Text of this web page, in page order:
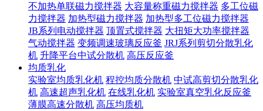
不加热单联磁力搅拌器 大容量称重磁力搅拌器 多工位磁
力搅拌器 加热型磁力搅拌器 加热型多工位磁力搅拌器
JB系列电动搅拌器 顶置式搅拌器 大扭矩大功率搅拌器
气动搅拌器 变频调速玻璃反应釜 JRJ系列剪切分散乳化
机 升降平台中试分散机 高压反应釜
均质乳化
实验室均质乳化机 程控均质分散机 中试高剪切分散乳化
机 高速超声乳化机 在线乳化机 实验室真空乳化反应釜
薄膜高速分散机 高压均质机